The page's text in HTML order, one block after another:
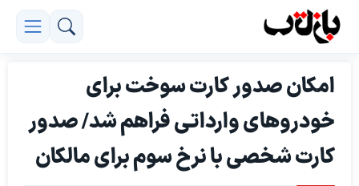
امکان صدور کارت سوخت برای
خودروهای وارداتی فراهم شد/ صدور
کارت شخصی با نرخ سوم برای مالکان